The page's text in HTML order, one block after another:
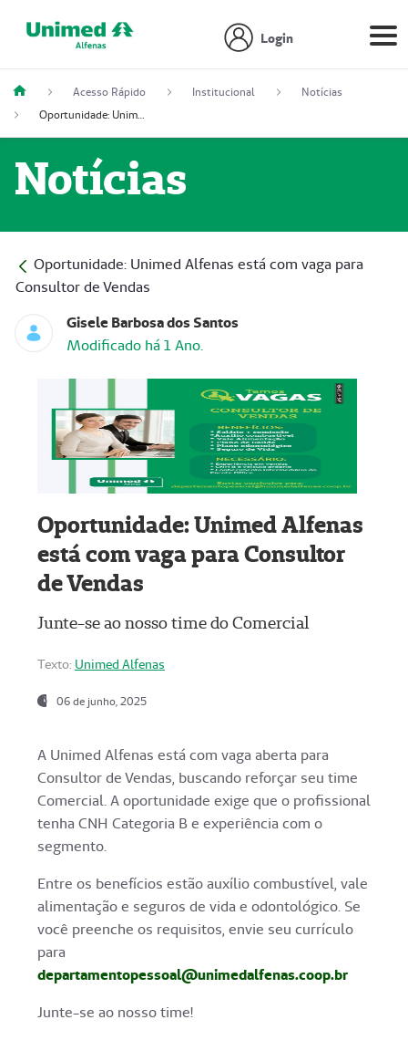
Login
Acesso Rápido Institucional
Notícias
Oportunidade: Unimed Alfenas está com vaga para Consultor de Vendas
Notícias
Oportunidade: Unimed Alfenas está com vaga para
Consultor de Vendas
Gisele Barbosa dos Santos
Modificado há 1 Ano.
Oportunidade: Unimed Alfenas
está com vaga para Consultor
de Vendas
Junte-se ao nosso time do Comercial
Texto: Unimed Alfenas
06 de junho, 2025
A Unimed Alfenas está com vaga aberta para
Consultor de Vendas, buscando reforçar seu time
Comercial. A oportunidade exige que o profissional
tenha CNH Categoria B e experiência com o
segmento.
Entre os benefícios estão auxílio combustível, vale
alimentação e seguros de vida e odontológico. Se
você preenche os requisitos, envie seu currículo
para
departamentopessoal@unimedalfenas.coop.br
Junte-se ao nosso time!